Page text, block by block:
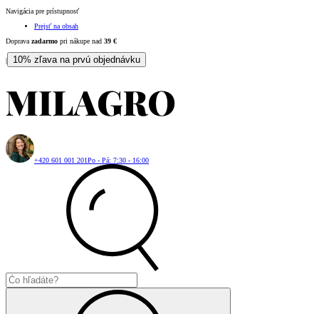
Navigácia pre prístupnosť
Prejsť na obsah
Doprava zadarmo pri nákupe nad 39 €
| 10% zľava na prvú objednávku
+420 601 001 201Po - Pá: 7:30 - 16:00